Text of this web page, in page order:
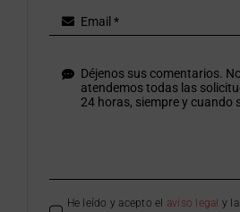
He leído y acepto el aviso legal y la